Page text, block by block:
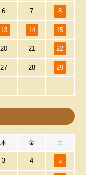
6 7 8
13 14 15
20 21 22
27 28 29
木 金 土
3 4 5